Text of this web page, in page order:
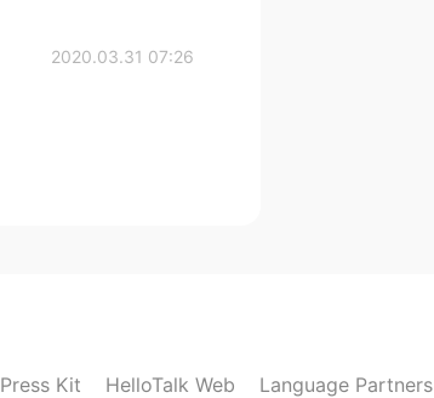
2020.03.31 07:26
Press Kit HelloTalk Web Language Partners